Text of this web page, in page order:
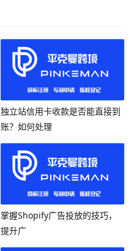
独立站信用卡收款是否能直接到
账？如何处理
掌握Shopify广告投放的技巧，
提升广